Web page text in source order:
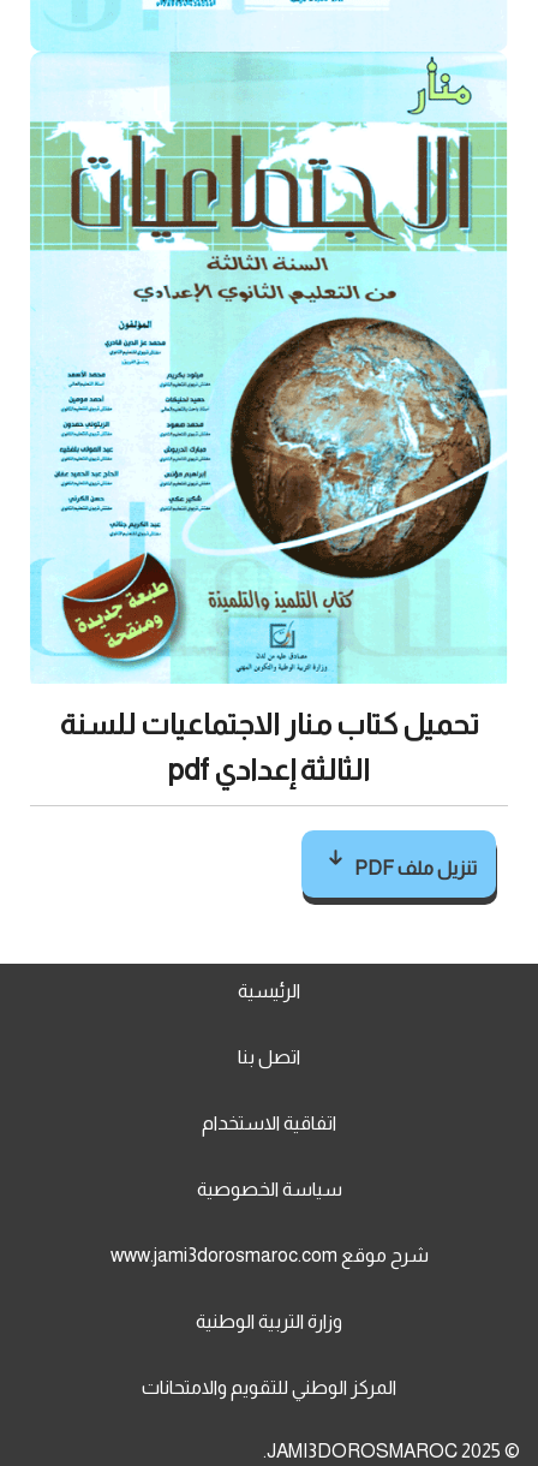
تحميل كتاب منار الاجتماعيات للسنة
الثالثة إعدادي pdf
تنزيل ملف PDF
الرئيسية
اتصل بنا
اتفاقية الاستخدام
سياسة الخصوصية
شرح موقع www.jami3dorosmaroc.com
وزارة التربية الوطنية
المركز الوطني للتقويم والامتحانات
© 2025 JAMI3DOROSMAROC.